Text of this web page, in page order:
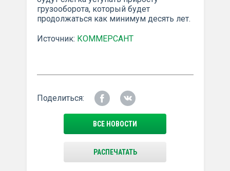
грузооборота, который будет
продолжаться как минимум десять лет.
Источник: КОММЕРСАНТ
Поделиться:
ВСЕ НОВОСТИ
РАСПЕЧАТАТЬ